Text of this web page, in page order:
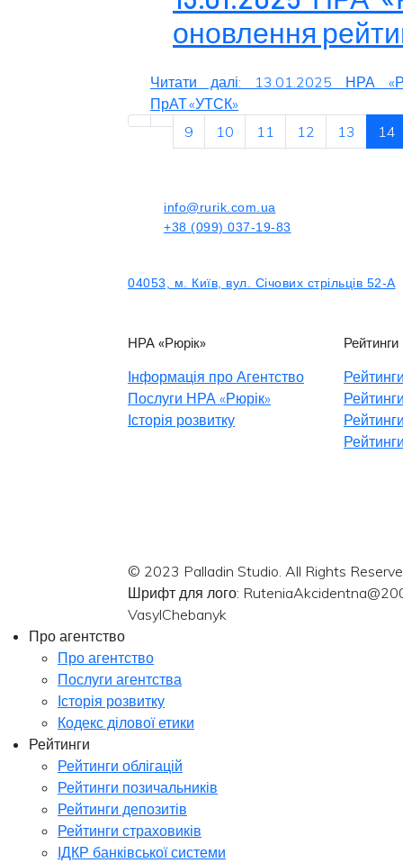
оновлення
Читати далі: 13.01.2025 НРА
ПрАТ «УТСК»
9
10 11 12 13 14
info@rurik.com.ua
+38 (099) 037-19-83
04053, м. Київ, вул. Січових стрільців 52-А
НРА «Рюрік»
Інформація про Агентство
Послуги НРА «Рюрік»
Історія розвитку
Рейтинги
© 2023 Palladin Studio. All Rights
Шрифт для лого:
VasylChebanyk
Про агентство
Про агентство
Послуги агентства
Історія розвитку
Кодекс ділової етики
Рейтинги
Рейтинги облігацій
Рейтинги позичальників
Рейтинги депозитів
Рейтинги страховиків
ІДКР банківської системи